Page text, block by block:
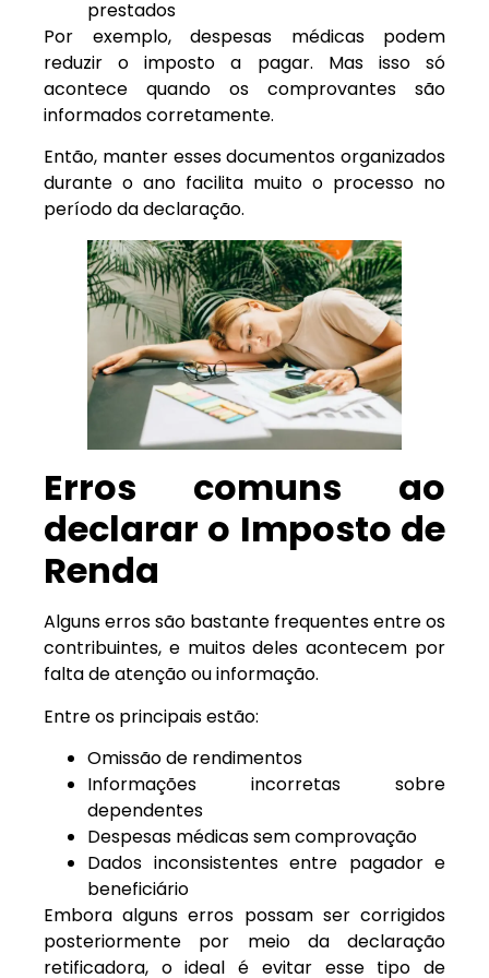
prestados
Por exemplo, despesas médicas podem
reduzir o imposto a pagar. Mas isso só
acontece quando os comprovantes são
informados corretamente.
Então, manter esses documentos organizados
durante o ano facilita muito o processo no
período da declaração.
Erros comuns ao
declarar o Imposto de
Renda
Alguns erros são bastante frequentes entre os
contribuintes, e muitos deles acontecem por
falta de atenção ou informação.
Entre os principais estão:
Omissão de rendimentos
Informações incorretas sobre
dependentes
Despesas médicas sem comprovação
Dados inconsistentes entre pagador e
beneficiário
Embora alguns erros possam ser corrigidos
posteriormente por meio da declaração
retificadora, o ideal é evitar esse tipo de